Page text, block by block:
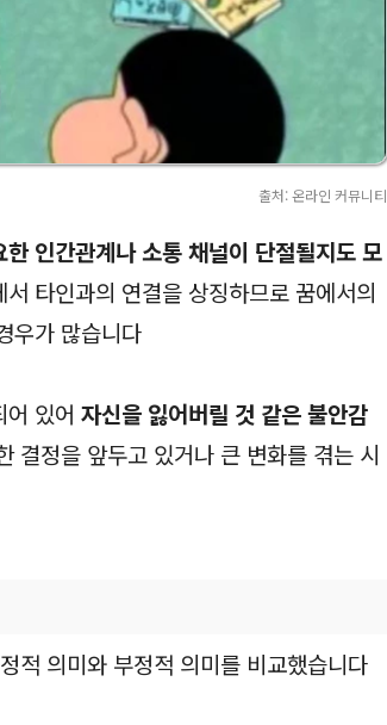
출처: 온라인 커뮤니티
한 인간관계나 소통 채널이 단절될지도 모
타인과의 연결을 상징하므로 꿈에서의
우가 많습니다
있어 자신을 잃어버릴 것 같은 불안감
결정을 앞두고 있거나 큰 변화를 겪는 시
적 의미와 부정적 의미를 비교했습니다